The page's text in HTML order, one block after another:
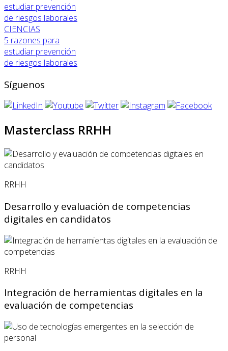
CIENCIAS
5 razones para
estudiar prevención
de riesgos laborales
Síguenos
Masterclass RRHH
RRHH
Desarrollo y evaluación de competencias
digitales en candidatos
RRHH
Integración de herramientas digitales en la
evaluación de competencias